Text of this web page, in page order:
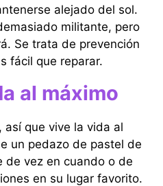
alejado del sol.
militante, pero
Se trata de prevención
fácil que reparar.
al máximo
así que vive la vida al
un pedazo de pastel de
de vez en cuando o de
en su lugar favorito.